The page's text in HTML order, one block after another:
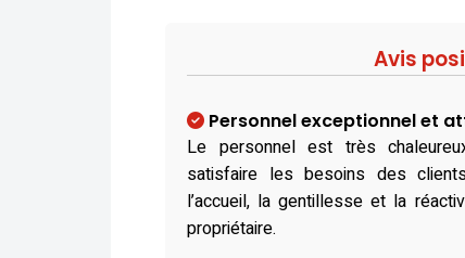
Avis
Personnel exceptionnel et
Le personnel est très
satisfaire les besoins des
l’accueil, la gentillesse et la
propriétaire.